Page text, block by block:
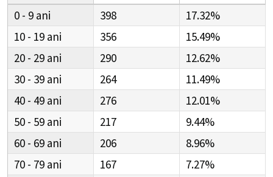
0 - 9 398
17.32%
10 - 19
356
15.49%
20 - 29
290
12.62%
30 - 39
264
11.49%
40 - 49
276
12.01%
50 - 59
217
9.44%
60 - 69
206
8.96%
70 - 79
167
7.27%